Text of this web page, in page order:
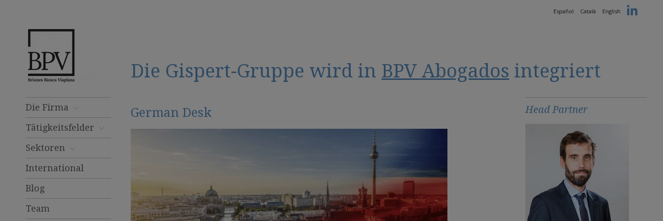
Español Català English
Die Gispert-Gruppe wird in BPV Abogados integriert
Die Firma
Tätigkeitsfelder
Sektoren
International
Blog
Team
German Desk Head Partner